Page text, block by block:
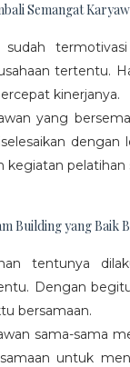
Semangat
sudah
tertentu.
kinerjanya.
yang
kegiatan pelatihan
Building yang Baik
tentunya
Dengan
bersamaan.
sama-sama
untuk